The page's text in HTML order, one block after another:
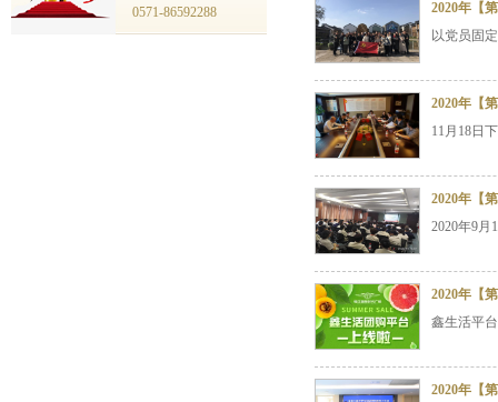
2020年【
以党员固
2020年【
11月18日
2020年【
2020年9
2020年【
鑫生活平
2020年【
0571-86592288